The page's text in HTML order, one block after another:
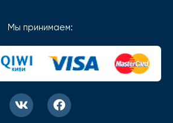
Мы принимаем: